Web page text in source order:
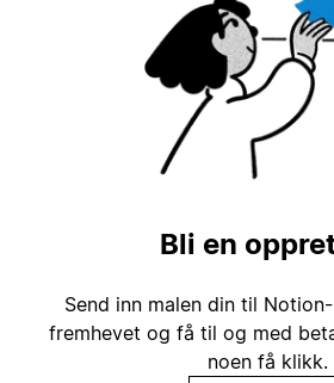
Bli en
Send inn malen din til
fremhevet og få til og med
noen få klikk.